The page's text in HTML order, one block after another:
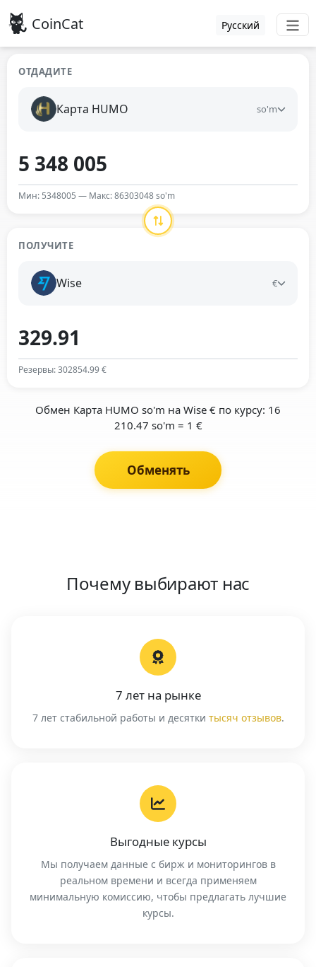
CoinCat Русский
ОТДАДИТЕ
Карта HUMO so'm
Мин: 5348005 — Макс: 86303048 so'm
ПОЛУЧИТЕ
Wise €
Резервы: 302854.99 €
Обмен Карта HUMO so'm на Wise € по курсу: 16
210.47 so'm = 1 €
Обменять
Почему выбирают нас
7 лет на рынке
7 лет стабильной работы и десятки тысяч отзывов.
Выгодные курсы
Мы получаем данные с бирж и мониторингов в
реальном времени и всегда применяем
минимальную комиссию, чтобы предлагать лучшие
курсы.